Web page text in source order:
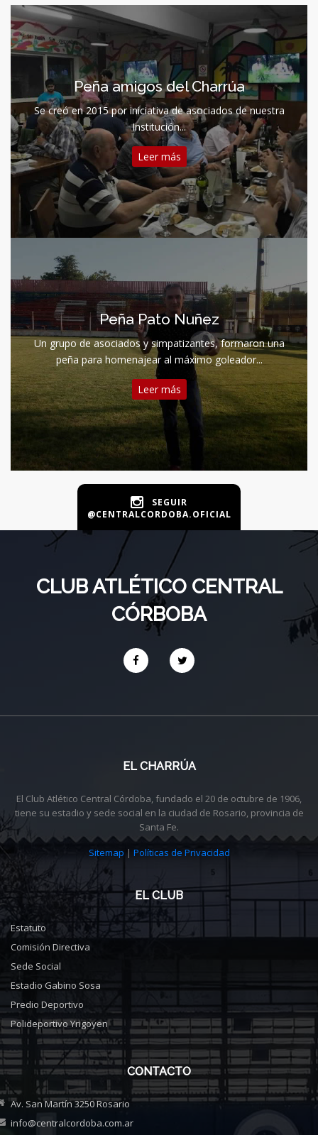
Peña amigos del Charrúa
Se creó en 2015 por iniciativa de asociados de nuestra
Institución...
Leer más
Peña Pato Nuñez
Un grupo de asociados y simpatizantes, formaron una
peña para homenajear al máximo goleador...
Leer más
SEGUIR
@CENTRALCORDOBA.OFICIAL
CLUB ATLÉTICO CENTRAL
CÓRBOBA
EL CHARRÚA
El Club Atlético Central Córdoba, fundado el 20 de octubre de 1906,
tiene su estadio y sede social en la ciudad de Rosario, provincia de
Santa Fe.
Sitemap | Políticas de Privacidad
EL CLUB
Estatuto
Comisión Directiva
Sede Social
Estadio Gabino Sosa
Predio Deportivo
Polideportivo Yrigoyen
CONTACTO
Av. San Martín 3250 Rosario
info@centralcordoba.com.ar